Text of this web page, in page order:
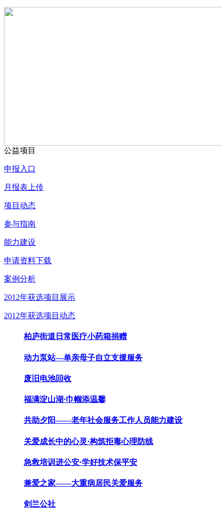
公益项目
申报入口
月报表上传
项目动态
参与指南
能力建设
申请资料下载
案例分析
2012年获选项目展示
2012年获选项目动态
柏庐街道日常医疗小药箱捐赠
动力泵站—单亲母子自立支援服务
废旧电池回收
福满淀山湖·巾帼添温馨
共助夕阳——老年社会服务工作人员能力建设
关爱成长中的心灵·构筑拒毒心理防线
急救培训进公安·学好技术保平安
兼爱之家——大重病居民关爱服务
剑兰公社